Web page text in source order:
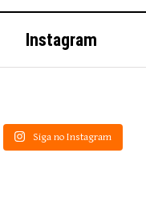
Instagram
Siga no Instagram